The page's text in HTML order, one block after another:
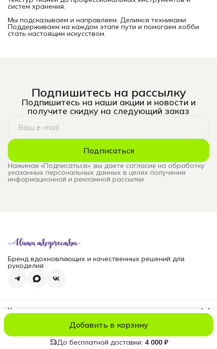
Добавить в корзину
До бесплатной доставки: 4 000 ₽
систем хранения.
Мы подсказываем и направляем. Делимся техниками.
Поддерживаем на каждом этапе пути и помогаем хобби
стать настоящим искусством.
Подпишитесь на рассылку
Подпишитесь на наши акции и новости и
получите скидку на следующий заказ
Подписаться
Нажимая «Подписаться», вы даете согласие на обработку
указанных персональных данных в целях получения
информационной и рекламной рассылки
Бренд вдохновляющих и качественных решений для
рукоделия
Контакты
Эл. почта
nititv@yandex.ru
© niti_liveОплатаДоставкаПравила возвратаРеквизиты